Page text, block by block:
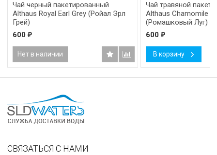
Чай черный пакетированный
Althaus Royal Earl Grey (Ройал Эрл
Грей)
600 ₽
Нет в наличии
Чай травяной
Althaus Chamomile
(Ромашковый Луг)
600 ₽
В корзину
СВЯЗАТЬСЯ С НАМИ